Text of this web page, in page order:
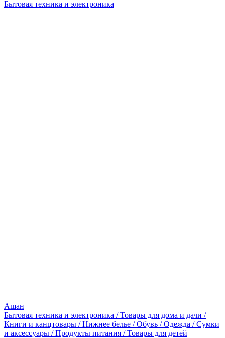
Бытовая техника и электроника
Ашан
Бытовая техника и электроника / Товары для дома и дачи /
Книги и канцтовары / Нижнее белье / Обувь / Одежда / Сумки
и аксессуары / Продукты питания / Товары для детей